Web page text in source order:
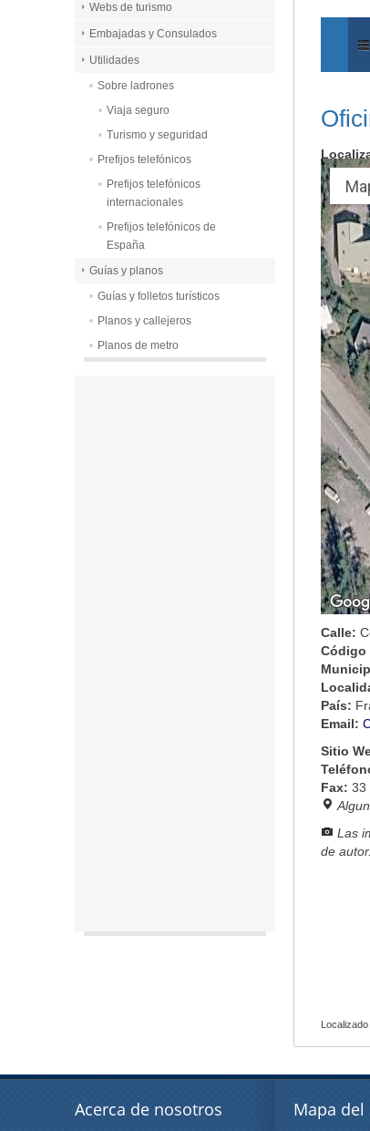
Calle:
Código
País:
Email:
Sitio
Fax: 33
Las
de autor.
Localizado
Webs de turismo
Embajadas y Consulados
Utilidades
Sobre ladrones
Viaja seguro
Turismo y seguridad
Prefijos telefónicos
Prefijos telefónicos
internacionales
Prefijos telefónicos de
España
Guías y planos
Guías y folletos turísticos
Planos y callejeros
Planos de metro
Acerca de nosotros Mapa del